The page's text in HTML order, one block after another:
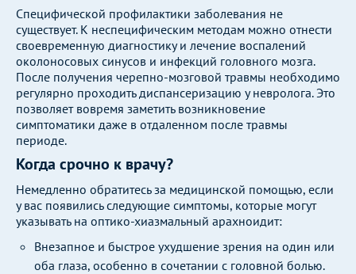
Специфической профилактики заболевания не
существует. К неспецифическим методам можно отнести
своевременную диагностику и лечение воспалений
околоносовых синусов и инфекций головного мозга.
После получения черепно-мозговой травмы необходимо
регулярно проходить диспансеризацию у невролога. Это
позволяет вовремя заметить возникновение
симптоматики даже в отдаленном после травмы
периоде.
Когда срочно к врачу?
Немедленно обратитесь за медицинской помощью, если
у вас появились следующие симптомы, которые могут
указывать на оптико-хиазмальный арахноидит:
Внезапное и быстрое ухудшение зрения на один или
оба глаза, особенно в сочетании с головной болью.